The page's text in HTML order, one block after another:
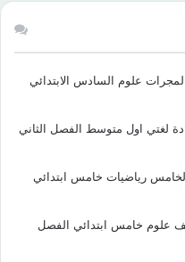
علوم السادس الابتدائي
لغتي اول متوسط الفصل الثاني
رياضيات خامس ابتدائي
علوم خامس ابتدائي الفصل